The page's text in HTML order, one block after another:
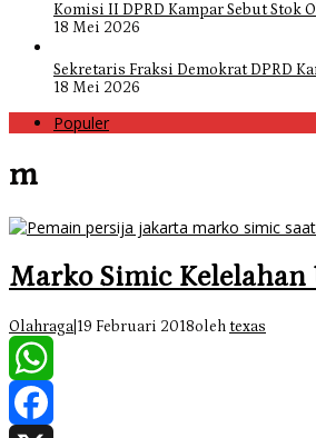
Komisi II DPRD Kampar Sebut Stok
18 Mei 2026
Sekretaris Fraksi Demokrat DPRD
18 Mei 2026
Populer
m
Marko Simic Kelelahan
Olahraga 19 Februari 2018oleh texas
WhatsApp